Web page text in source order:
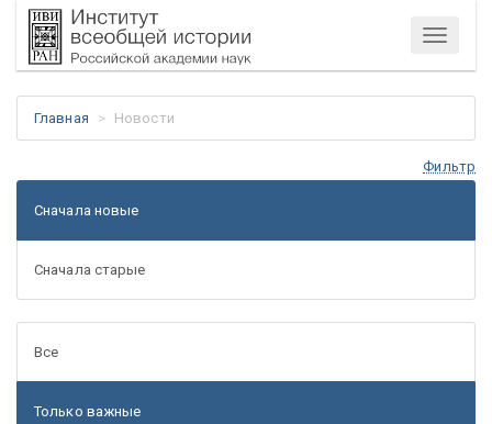
Меню
Главная Новости
Фильтр
Сначала новые
Сначала старые
Все
Только важные